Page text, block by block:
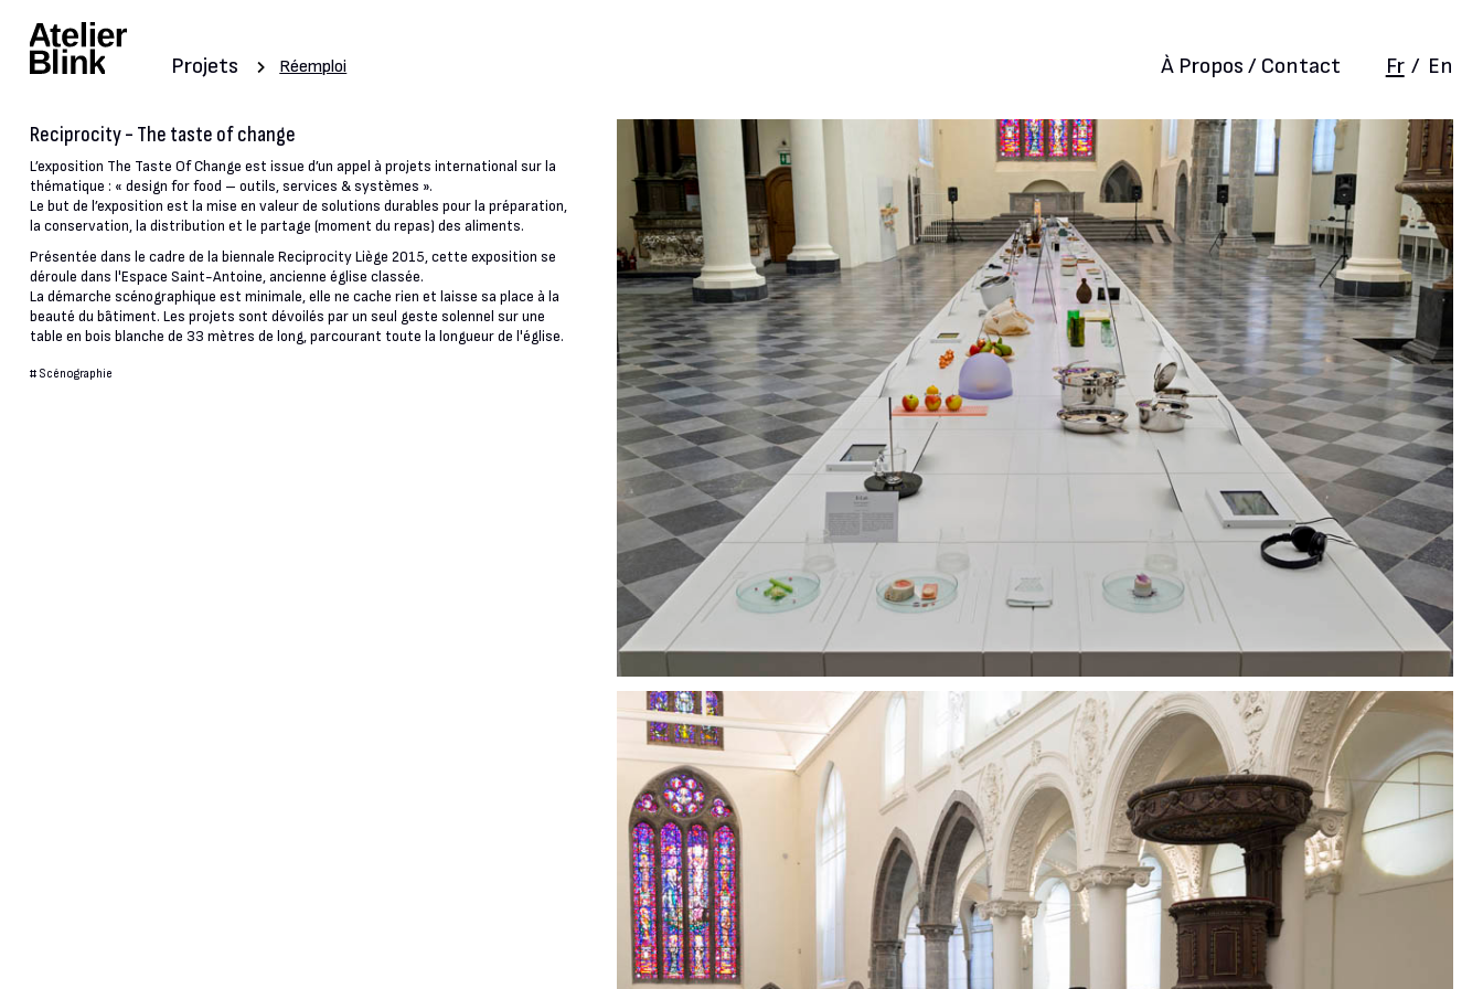
Projets Réemploi À Propos / Contact Fr / En
Reciprocity - The taste of change
L’exposition The Taste Of Change est issue d’un appel à projets international sur la
thématique : « design for food – outils, services & systèmes ».
Le but de l’exposition est la mise en valeur de solutions durables pour la préparation,
la conservation, la distribution et le partage (moment du repas) des aliments.
Présentée dans le cadre de la biennale Reciprocity Liège 2015, cette exposition se
déroule dans l'Espace Saint-Antoine, ancienne église classée.
La démarche scénographique est minimale, elle ne cache rien et laisse sa place à la
beauté du bâtiment. Les projets sont dévoilés par un seul geste solennel sur une
table en bois blanche de 33 mètres de long, parcourant toute la longueur de l'église.
# Scénographie